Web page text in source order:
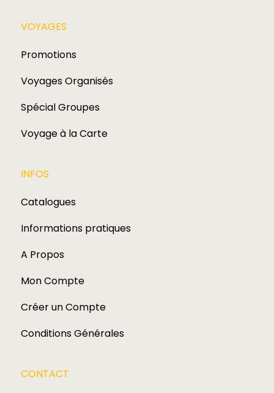
VOYAGES​
Promotions
Voyages Organisés
Spécial Groupes
Voyage à la Carte
INFOS
Catalogues
Informations pratiques
A Propos
Mon Compte
Créer un Compte
Conditions Générales
CONTACT